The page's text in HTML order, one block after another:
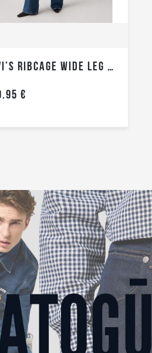
LEVI’S RIBCAGE WIDE LEG MOTERIŠKI DŽINSAI
€